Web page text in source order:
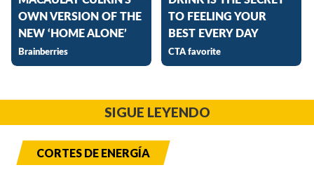
SIGUE LEYENDO
CORTES DE ENERGÍA